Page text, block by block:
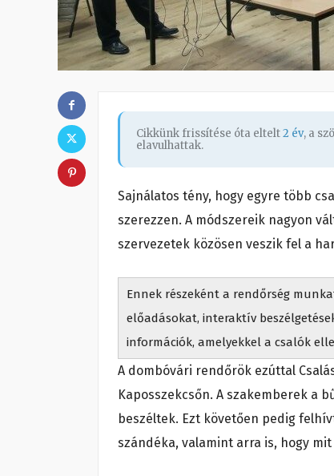
Cikkünk frissítése óta eltelt2 év, a
elavulhattak.
Sajnálatos tény, hogy egyre több
szerezzen. A módszereik nagyon
szervezetek közösen veszik fel a
Ennek részeként a rendőrség
előadásokat, interaktív
információk, amelyekkel a csalók
A dombóvári rendőrök ezúttal
Kaposszekcsőn. A szakemberek a
beszéltek. Ezt követően pedig
szándéka, valamint arra is, hogy